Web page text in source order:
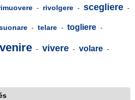
- rivolgere - scegliere -
- telare - togliere -
venire - vivere - volare -